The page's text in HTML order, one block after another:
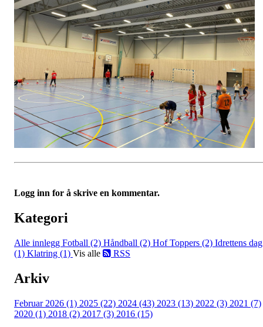
Logg inn for å skrive en kommentar.
Kategori
Alle innlegg Fotball (2) Håndball (2) Hof Toppers (2) Idrettens dag
(1) Klatring (1) Vis alle RSS
Arkiv
Februar 2026 (1) 2025 (22) 2024 (43) 2023 (13) 2022 (3) 2021 (7)
2020 (1) 2018 (2) 2017 (3) 2016 (15)